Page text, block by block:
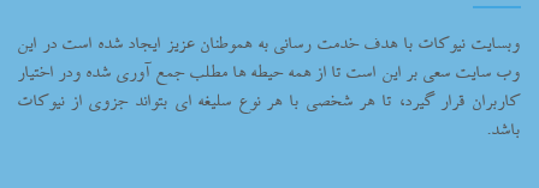
وبسایت نیوکات با هدف خدمت رسانی به هموطنان عزیز ایجاد شده است در این
وب سایت سعی بر این است تا از همه حیطه ها مطلب جمع آوری شده ودر اختیار
کاربران قرار گیرد، تا هر شخصی با هر نوع سلیغه ای بتواند جزوی از نیوکات
باشد.